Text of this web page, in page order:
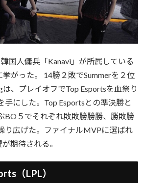
国人傭兵「Kanavi」が所属している
挙がった。 14勝２敗でSummerを２位
は、プレイオフでTop Esportsを血祭り
手にした。Top Esportsとの準決勝と
BO５でそれぞれ敗敗勝勝勝、勝敗勝
り広げた。ファイナルMVPに選ばれ
期待される。
（LPL）